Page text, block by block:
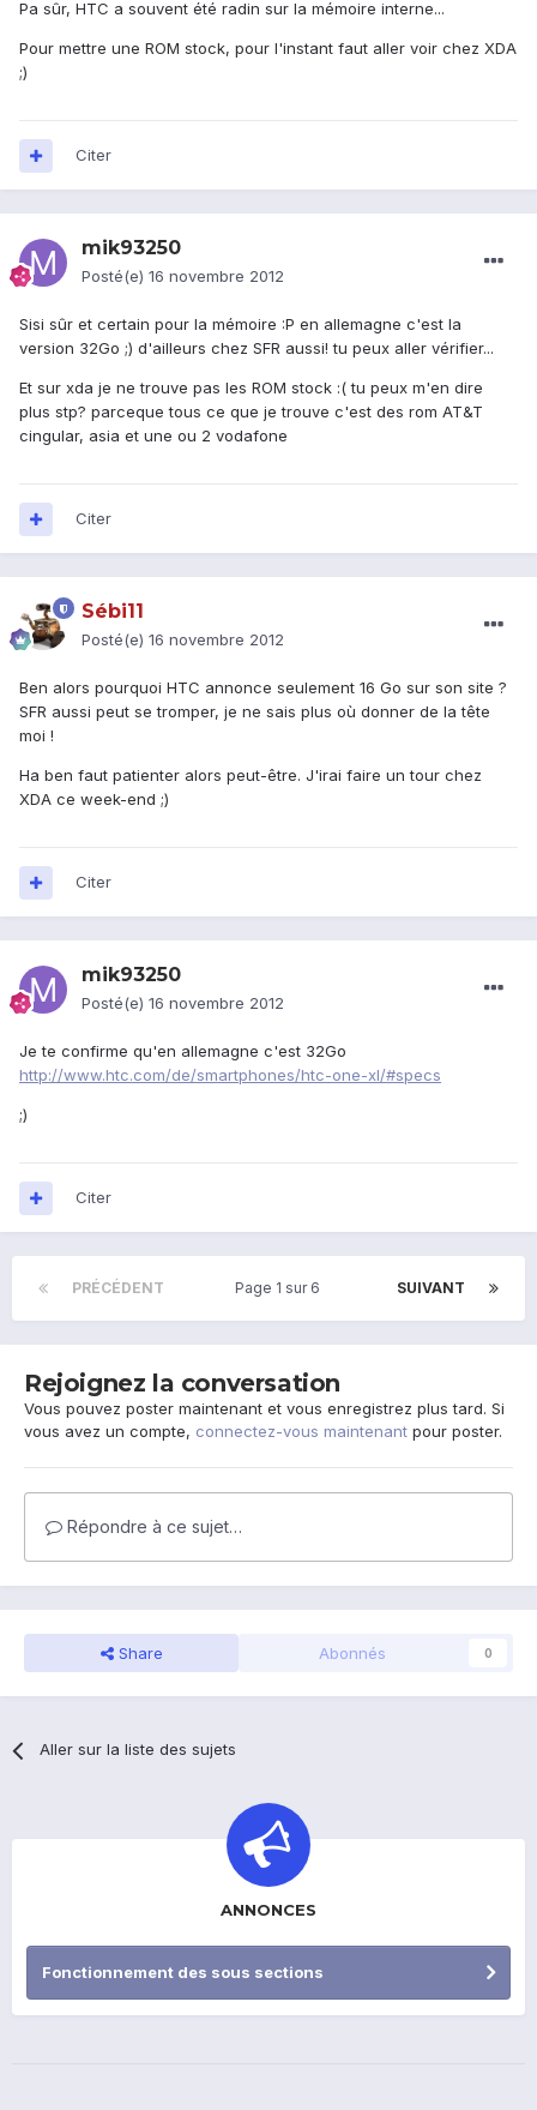
Pa sûr, HTC a souvent été radin sur la mémoire interne...
Pour mettre une ROM stock, pour l'instant faut aller voir chez XDA
;)
Citer
mik93250
Posté(e) 16 novembre 2012
Sisi sûr et certain pour la mémoire :P en allemagne c'est la
version 32Go ;) d'ailleurs chez SFR aussi! tu peux aller vérifier...
Et sur xda je ne trouve pas les ROM stock :( tu peux m'en dire
plus stp? parceque tous ce que je trouve c'est des rom AT&T
cingular, asia et une ou 2 vodafone
Citer
Sébi11
Posté(e) 16 novembre 2012
Ben alors pourquoi HTC annonce seulement 16 Go sur son site ?
SFR aussi peut se tromper, je ne sais plus où donner de la tête
moi !
Ha ben faut patienter alors peut-être. J'irai faire un tour chez
XDA ce week-end ;)
Citer
mik93250
Posté(e) 16 novembre 2012
Je te confirme qu'en allemagne c'est 32Go
http://www.htc.com/de/smartphones/htc-one-xl/#specs
;)
Citer
PRÉCÉDENT SUIVANT
Page 1 sur 6
Rejoignez la conversation
Vous pouvez poster maintenant et vous enregistrez plus tard. Si
vous avez un compte, connectez-vous maintenant pour poster.
Répondre à ce sujet…
Share Abonnés 0
Aller sur la liste des sujets
ANNONCES
Fonctionnement des sous sections